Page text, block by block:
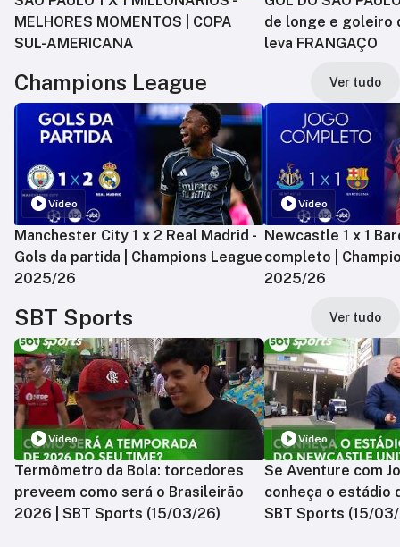
MELHORES MOMENTOS | COPA
SUL-AMERICANA
de longe e goleiro
leva FRANGAÇO
Champions League Ver tudo
Vídeo
Manchester City 1 x 2 Real Madrid -
Gols da partida | Champions League
2025/26
Vídeo
Newcastle 1 x 1
completo |
2025/26
SBT Sports Ver tudo
Vídeo
Termômetro da Bola: torcedores
preveem como será o Brasileirão
2026 | SBT Sports (15/03/26)
Vídeo
Se Aventure com
conheça o estádio
SBT Sports (15/